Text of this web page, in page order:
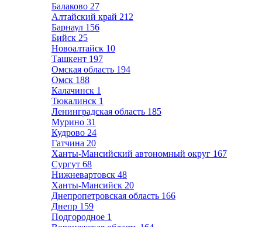
Балаково 27
Алтайский край 212
Барнаул 156
Бийск 25
Новоалтайск 10
Ташкент 197
Омская область 194
Омск 188
Калачинск 1
Тюкалинск 1
Ленинградская область 185
Мурино 31
Кудрово 24
Гатчина 20
Ханты-Мансийский автономный округ 167
Сургут 68
Нижневартовск 48
Ханты-Мансийск 20
Днепропетровская область 166
Днепр 159
Подгородное 1